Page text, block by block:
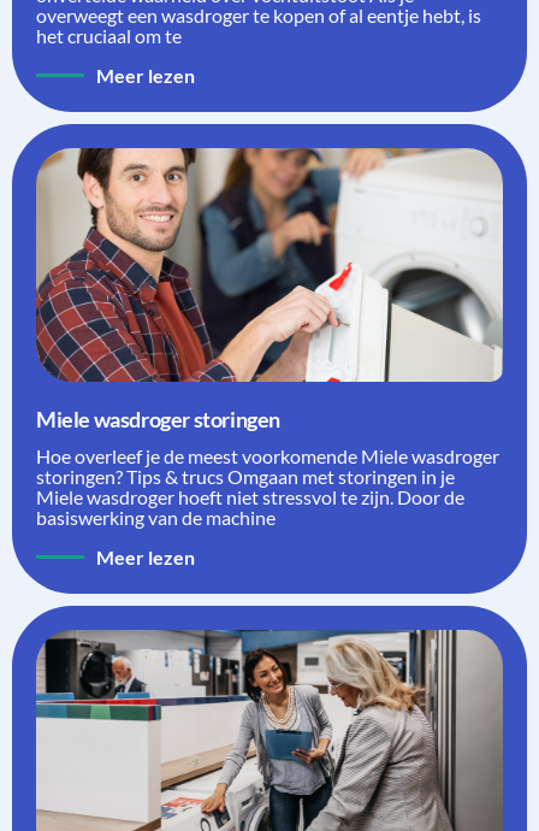
overweegt een wasdroger te kopen of al eentje hebt, is
het cruciaal om te
Meer lezen
Miele wasdroger storingen
Hoe overleef je de meest voorkomende Miele wasdroger
storingen? Tips & trucs Omgaan met storingen in je
Miele wasdroger hoeft niet stressvol te zijn. Door de
basiswerking van de machine
Meer lezen